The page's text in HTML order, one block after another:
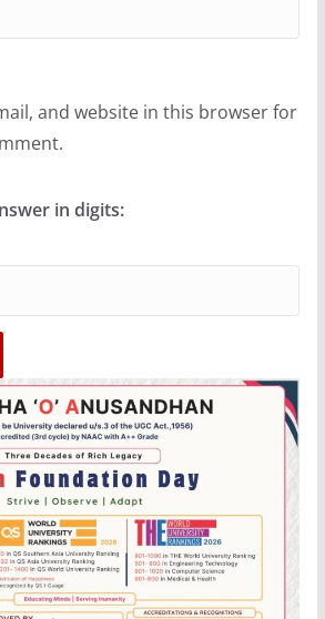
and website in this browser for
in digits: